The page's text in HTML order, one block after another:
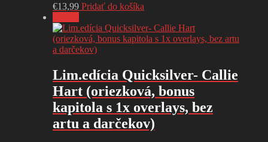
€13,99 Pridať do košíka
Lim.edícia Quicksilver- Callie
Hart (oriezková, bonus
kapitola s 1x overlays, bez
artu a darčekov)